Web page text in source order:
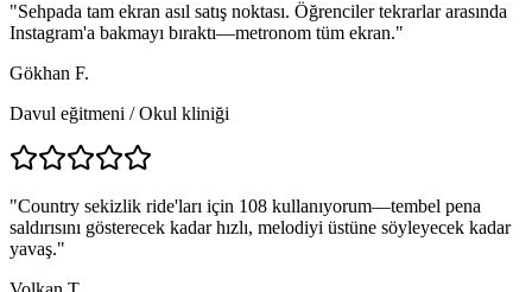
"Sehpada tam ekran asıl satış noktası. Öğrenciler tekrarlar arasında
Instagram'a bakmayı bıraktı—metronom tüm ekran."
Gökhan F.
Davul eğitmeni /Okul kliniği
"Country sekizlik ride'ları için 108 kullanıyorum—tembel pena
saldırısını gösterecek kadar hızlı, melodiyi üstüne söyleyecek kadar
yavaş."